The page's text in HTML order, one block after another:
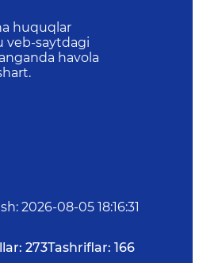
huquqlar
veb-saytdagi
havola
: 2026-08-05 18:16:31
273Tashriflar: 166